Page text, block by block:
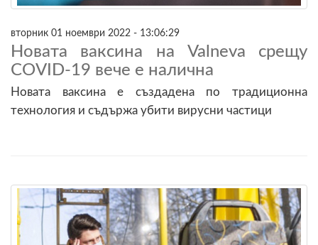
вторник 01 ноември 2022 - 13:06:29
Новата ваксина на Valneva срещу
COVID-19 вече е налична
Новата ваксина е създадена по традиционна
технология и съдържа убити вирусни частици